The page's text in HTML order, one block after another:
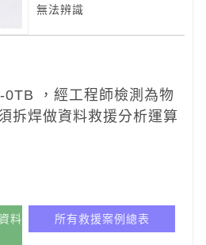
無法辨識
，經工程師檢測為物
拆焊做資料救援分析運算
料
所有救援案例總表